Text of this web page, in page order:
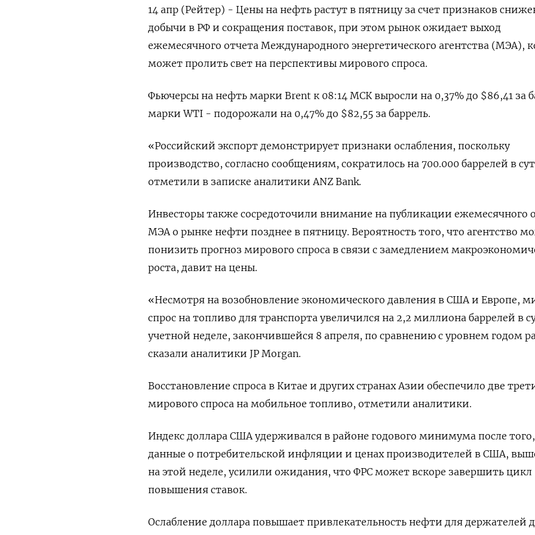
14 апр (Рейтер) - Цены на нефть растут в пятницу за счет признаков
добычи в РФ и сокращения поставок, при этом рынок ожидает выход
ежемесячного отчета Международного энергетического агентства (МЭА),
может пролить свет на перспективы мирового спроса.
Фьючерсы на нефть марки Brent к 08:14 МСК выросли на 0,37% до $86,41 за
марки WTI - подорожали на 0,47% до $82,55 за баррель.
«Российский экспорт демонстрирует признаки ослабления, поскольку
производство, согласно сообщениям, сократилось на 700.000 баррелей в
отметили в записке аналитики ANZ Bank.
Инвесторы также сосредоточили внимание на публикации ежемесячного
МЭА о рынке нефти позднее в пятницу. Вероятность того, что агентство
понизить прогноз мирового спроса в связи с замедлением
роста, давит на цены.
«Несмотря на возобновление экономического давления в США и Европе,
спрос на топливо для транспорта увеличился на 2,2 миллиона баррелей в
учетной неделе, закончившейся 8 апреля, по сравнению с уровнем годом
сказали аналитики JP Morgan.
Восстановление спроса в Китае и других странах Азии обеспечило две
мирового спроса на мобильное топливо, отметили аналитики.
Индекс доллара США удерживался в районе годового минимума после
данные о потребительской инфляции и ценах производителей в США,
на этой неделе, усилили ожидания, что ФРС может вскоре завершить цикл
повышения ставок.
Ослабление доллара повышает привлекательность нефти для держателей